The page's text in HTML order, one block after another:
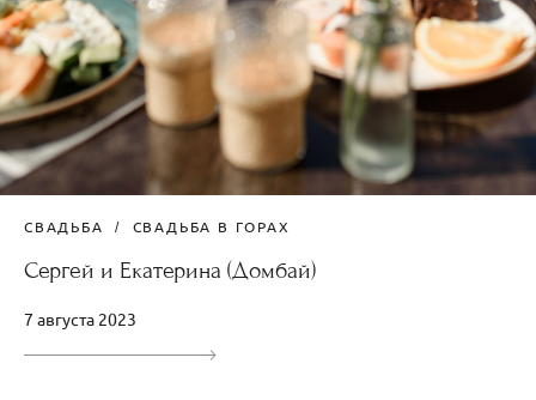
СВАДЬБА СВАДЬБА В ГОРАХ
Сергей и Екатерина (Домбай)
7 августа 2023